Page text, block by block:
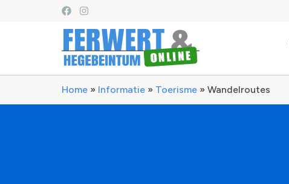
Home » Informatie » Toerisme » Wandelroutes